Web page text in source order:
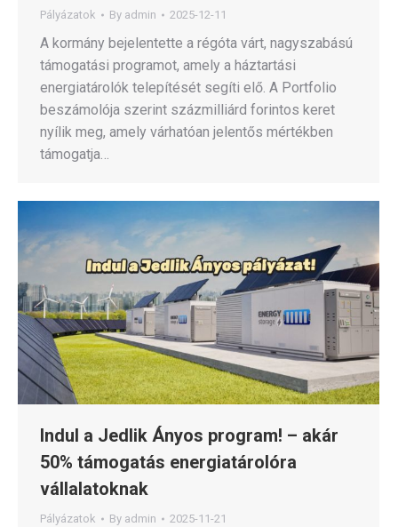
Pályázatok By admin 2025-12-11
A kormány bejelentette a régóta várt, nagyszabású
támogatási programot, amely a háztartási
energiatárolók telepítését segíti elő. A Portfolio
beszámolója szerint százmilliárd forintos keret
nyílik meg, amely várhatóan jelentős mértékben
támogatja…
Indul a Jedlik Ányos program! – akár
50% támogatás energiatárolóra
vállalatoknak
Pályázatok By admin 2025-11-21